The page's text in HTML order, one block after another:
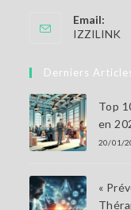
Email:
IZZILINK
Derniers
Top
en
20/01/
«